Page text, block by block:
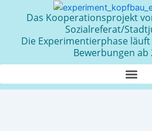
Das Kooperationsprojekt
Sozialreferat/
Die Experimentierphase läuft
Bewerbungen ab